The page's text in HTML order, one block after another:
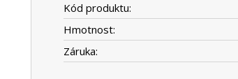
Kód produktu:
Hmotnost:
Záruka: